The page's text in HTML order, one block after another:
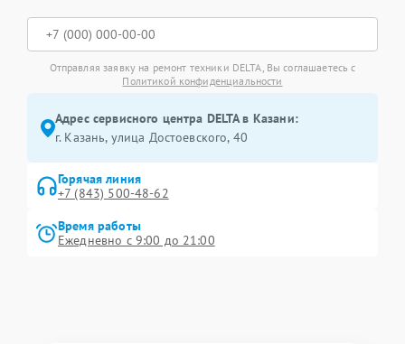
Отправляя заявку на ремонт техники DELTA, Вы соглашаетесь с
Политикой конфиденциальности
Адрес сервисного центра DELTA в Казани:
г. Казань, улица Достоевского, 40
Горячая линия
+7 (843) 500-48-62
Время работы
Ежедневно с 9:00 до 21:00